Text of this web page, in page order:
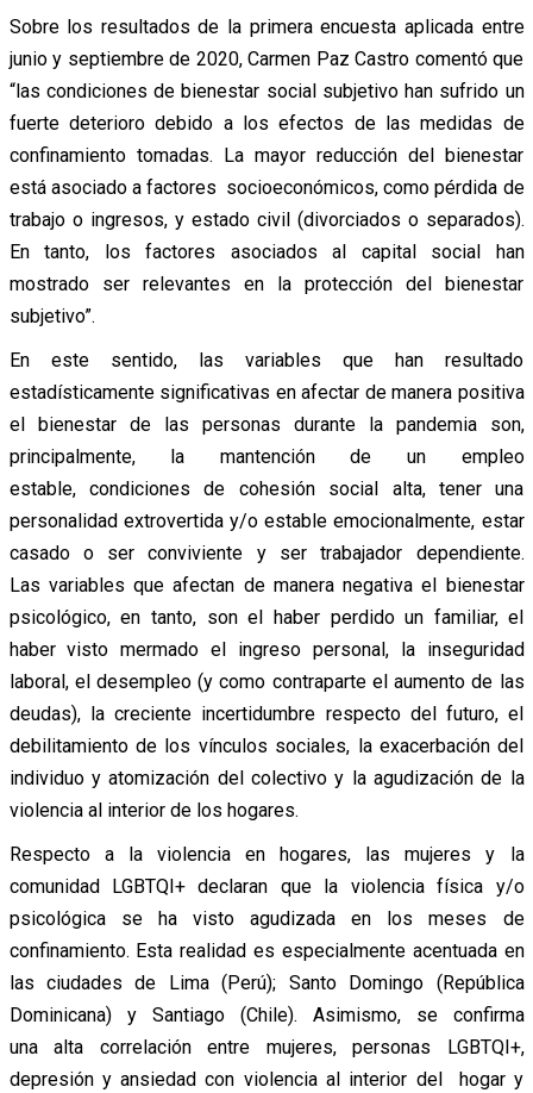
Sobre los resultados de la primera encuesta aplicada entre
junio y septiembre de 2020, Carmen Paz Castro comentó que
“las condiciones de bienestar social subjetivo han sufrido un
fuerte deterioro debido a los efectos de las medidas de
confinamiento tomadas. La mayor reducción del bienestar
está asociado a factores socioeconómicos, como pérdida de
trabajo o ingresos, y estado civil (divorciados o separados).
En tanto, los factores asociados al capital social han
mostrado ser relevantes en la protección del bienestar
subjetivo”.
En este sentido, las variables que han resultado
estadísticamente significativas en afectar de manera positiva
el bienestar de las personas durante la pandemia son,
principalmente, la mantención de un empleo
estable, condiciones de cohesión social alta, tener una
personalidad extrovertida y/o estable emocionalmente, estar
casado o ser conviviente y ser trabajador dependiente.
Las variables que afectan de manera negativa el bienestar
psicológico, en tanto, son el haber perdido un familiar, el
haber visto mermado el ingreso personal, la inseguridad
laboral, el desempleo (y como contraparte el aumento de las
deudas), la creciente incertidumbre respecto del futuro, el
debilitamiento de los vínculos sociales, la exacerbación del
individuo y atomización del colectivo y la agudización de la
violencia al interior de los hogares.
Respecto a la violencia en hogares, las mujeres y la
comunidad LGBTQI+ declaran que la violencia física y/o
psicológica se ha visto agudizada en los meses de
confinamiento. Esta realidad es especialmente acentuada en
las ciudades de Lima (Perú); Santo Domingo (República
Dominicana) y Santiago (Chile). Asimismo, se confirma
una alta correlación entre mujeres, personas LGBTQI+,
depresión y ansiedad con violencia al interior del hogar y